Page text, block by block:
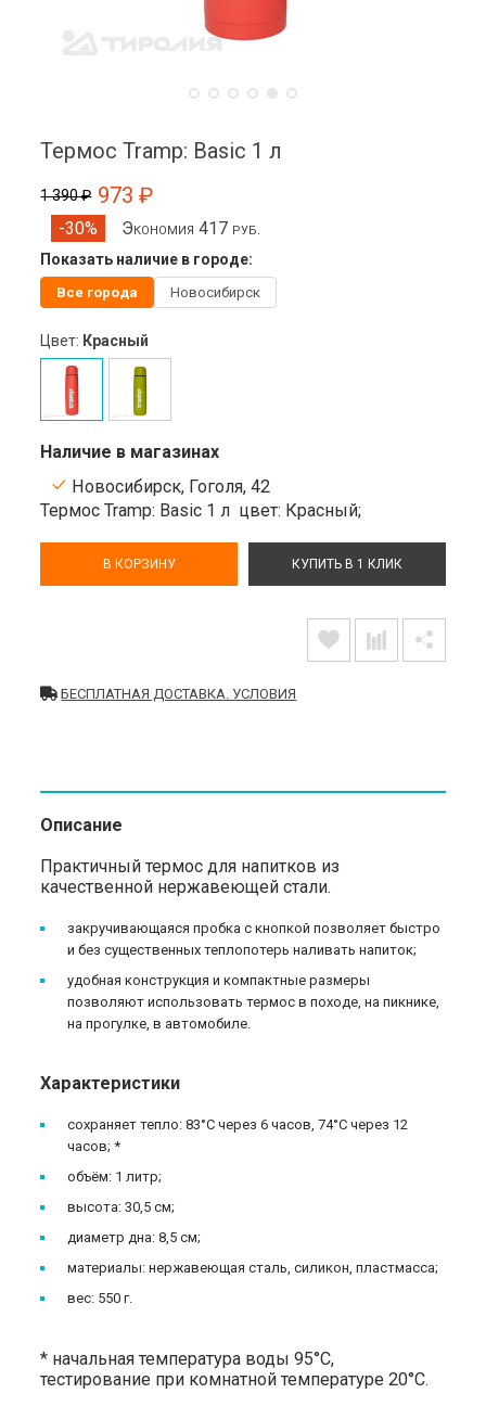
Термос Tramp: Basic 1 л
1 390 ₽ 973 ₽
-30% Экономия 417 руб.
Показать наличие в городе:
Все города Новосибирск
Цвет: Красный
Наличие в магазинах
Новосибирск, Гоголя, 42
Термос Tramp: Basic 1 л цвет: Красный;
В КОРЗИНУ КУПИТЬ В 1 КЛИК
БЕСПЛАТНАЯ ДОСТАВКА. УСЛОВИЯ
Описание
Практичный термос для напитков из
качественной нержавеющей стали.
закручивающаяся пробка с кнопкой позволяет быстро
и без существенных теплопотерь наливать напиток;
удобная конструкция и компактные размеры
позволяют использовать термос в походе, на пикнике,
на прогулке, в автомобиле.
Характеристики
сохраняет тепло: 83°C через 6 часов, 74°C через 12
часов; *
объём: 1 литр;
высота: 30,5 см;
диаметр дна: 8,5 см;
материалы: нержавеющая сталь, силикон, пластмасса;
вес: 550 г.
* начальная температура воды 95°C,
тестирование при комнатной температуре 20°C.